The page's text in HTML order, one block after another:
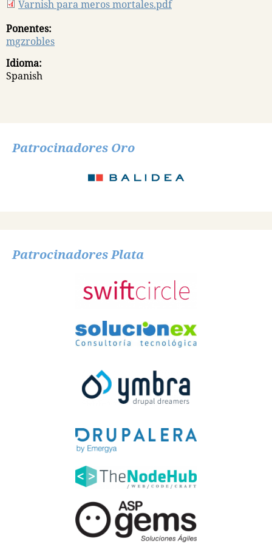
Varnish para meros mortales.pdf
Ponentes:
mgzrobles
Idioma:
Spanish
Patrocinadores Oro
Patrocinadores Plata